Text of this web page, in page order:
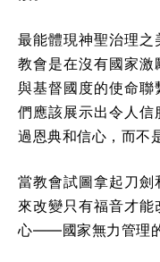
最能體現神聖治理之
教會是在沒有國家激
與基督國度的使命
們應該展示出令人信
過恩典和信心，而不
當教會試圖拿起刀
來改變只有福音才能
心——國家無力管理的